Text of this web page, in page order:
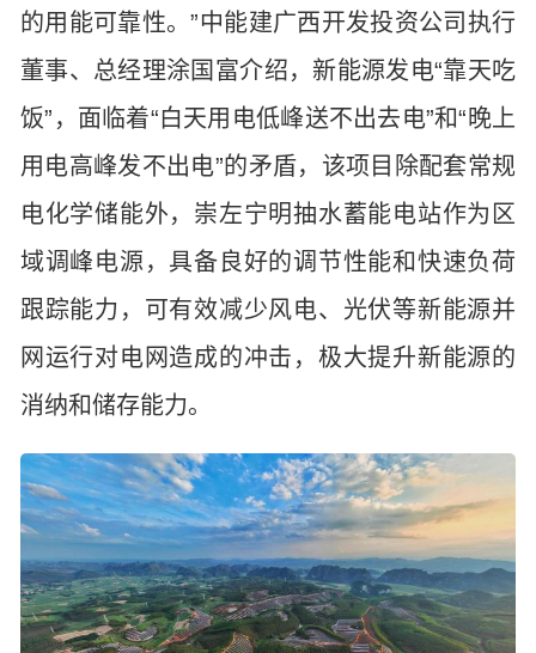
的用能可靠性。”中能建广西开发投资公司执行
董事、总经理涂国富介绍，新能源发电“靠天吃
饭”，面临着“白天用电低峰送不出去电”和“晚上
用电高峰发不出电”的矛盾，该项目除配套常规
电化学储能外，崇左宁明抽水蓄能电站作为区
域调峰电源，具备良好的调节性能和快速负荷
跟踪能力，可有效减少风电、光伏等新能源并
网运行对电网造成的冲击，极大提升新能源的
消纳和储存能力。